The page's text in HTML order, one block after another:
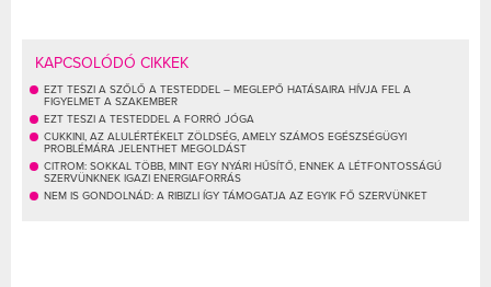
KAPCSOLÓDÓ CIKKEK
EZT TESZI A SZŐLŐ A TESTEDDEL – MEGLEPŐ HATÁSAIRA HÍVJA FEL A
FIGYELMET A SZAKEMBER
EZT TESZI A TESTEDDEL A FORRÓ JÓGA
CUKKINI, AZ ALULÉRTÉKELT ZÖLDSÉG, AMELY SZÁMOS EGÉSZSÉGÜGYI
PROBLÉMÁRA JELENTHET MEGOLDÁST
CITROM: SOKKAL TÖBB, MINT EGY NYÁRI HŰSÍTŐ, ENNEK A LÉTFONTOSSÁGÚ
SZERVÜNKNEK IGAZI ENERGIAFORRÁS
NEM IS GONDOLNÁD: A RIBIZLI ÍGY TÁMOGATJA AZ EGYIK FŐ SZERVÜNKET